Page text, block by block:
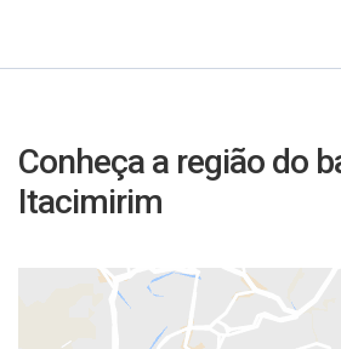
Conheça a região do
Itacimirim